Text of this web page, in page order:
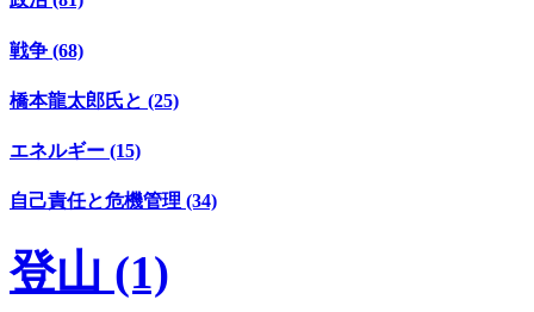
戦争 (68)
橋本龍太郎氏と (25)
エネルギー (15)
自己責任と危機管理 (34)
登山 (1)